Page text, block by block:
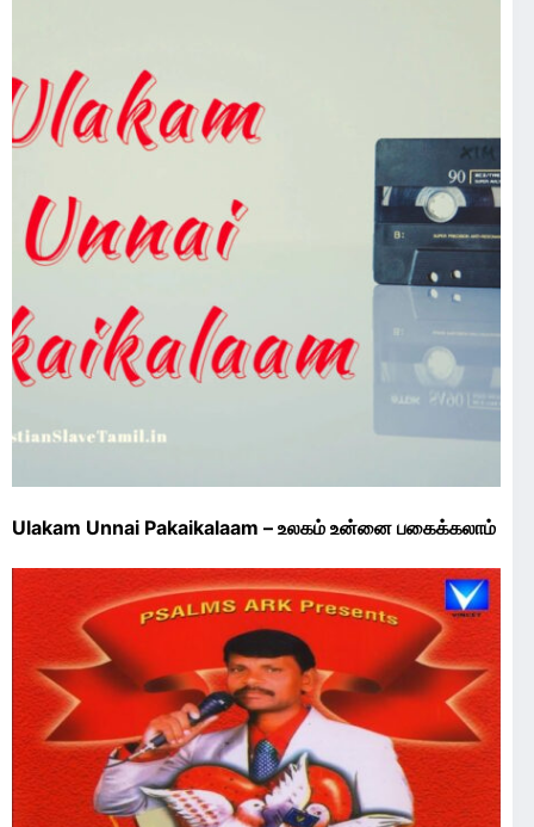
Ulakam Unnai Pakaikalaam – உலகம் உன்னை பகைக்கலாம்